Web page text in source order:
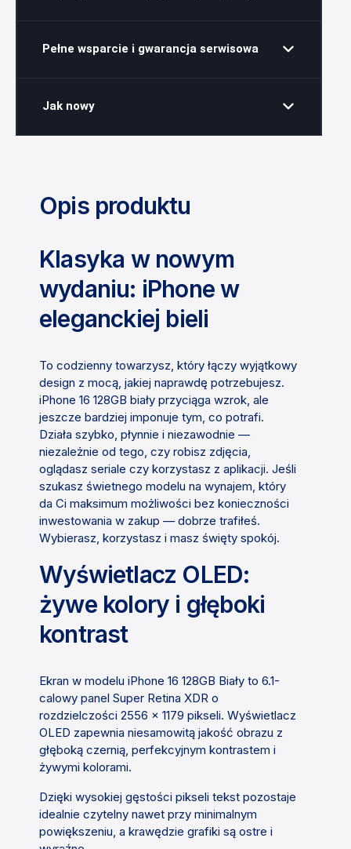
Pełne wsparcie i gwarancja serwisowa
Jak nowy
Opis produktu
Klasyka w nowym
wydaniu: iPhone w
eleganckiej bieli
To codzienny towarzysz, który łączy wyjątkowy
design z mocą, jakiej naprawdę potrzebujesz.
iPhone 16 128GB biały przyciąga wzrok, ale
jeszcze bardziej imponuje tym, co potrafi.
Działa szybko, płynnie i niezawodnie —
niezależnie od tego, czy robisz zdjęcia,
oglądasz seriale czy korzystasz z aplikacji. Jeśli
szukasz świetnego modelu na wynajem, który
da Ci maksimum możliwości bez konieczności
inwestowania w zakup — dobrze trafiłeś.
Wybierasz, korzystasz i masz święty spokój.
Wyświetlacz OLED:
żywe kolory i głęboki
kontrast
Ekran w modelu iPhone 16 128GB Biały to 6.1-
calowy panel Super Retina XDR o
rozdzielczości 2556 × 1179 pikseli. Wyświetlacz
OLED zapewnia niesamowitą jakość obrazu z
głęboką czernią, perfekcyjnym kontrastem i
żywymi kolorami.
Dzięki wysokiej gęstości pikseli tekst pozostaje
idealnie czytelny nawet przy minimalnym
powiększeniu, a krawędzie grafiki są ostre i